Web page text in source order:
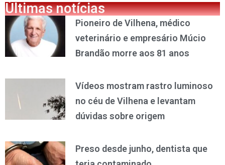
Últimas notícias
Pioneiro de Vilhena, médico
veterinário e empresário Múcio
Brandão morre aos 81 anos
Vídeos mostram rastro luminoso
no céu de Vilhena e levantam
dúvidas sobre origem
Preso desde junho, dentista que